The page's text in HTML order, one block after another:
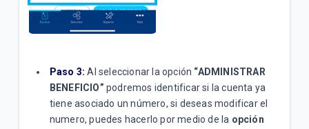
Paso 3: Al seleccionar la opción “ADMINISTRAR
BENEFICIO” podremos identificar si la cuenta ya
tiene asociado un número, si deseas modificar el
numero, puedes hacerlo por medio de la opción